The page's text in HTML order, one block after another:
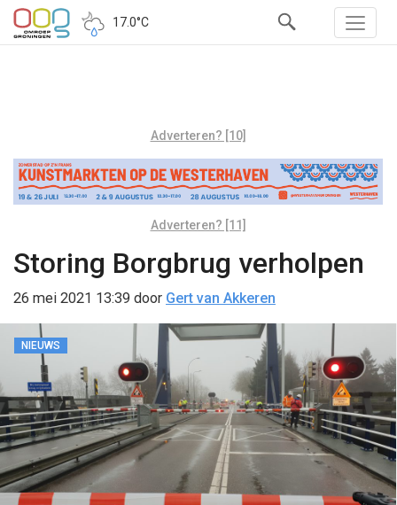
17.0°C
Adverteren? [10]
Adverteren? [11]
Storing Borgbrug verholpen
26 mei 2021 13:39 door Gert van Akkeren
NIEUWS